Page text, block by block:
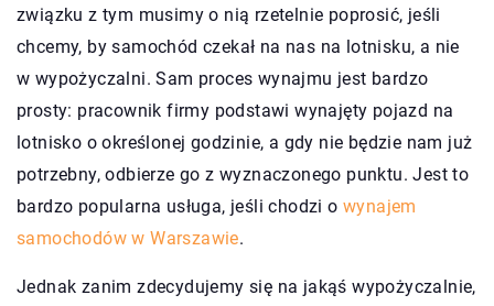
związku z tym musimy o nią rzetelnie poprosić, jeśli
chcemy, by samochód czekał na nas na lotnisku, a nie
w wypożyczalni. Sam proces wynajmu jest bardzo
prosty: pracownik firmy podstawi wynajęty pojazd na
lotnisko o określonej godzinie, a gdy nie będzie nam już
potrzebny, odbierze go z wyznaczonego punktu. Jest to
bardzo popularna usługa, jeśli chodzi o wynajem
samochodów w Warszawie.
Jednak zanim zdecydujemy się na jakąś wypożyczalnie,